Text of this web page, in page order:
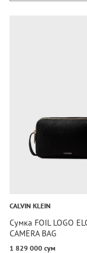
CALVIN KLEIN
Сумка FOIL LOGO
CAMERA BAG
1 829 000 сум